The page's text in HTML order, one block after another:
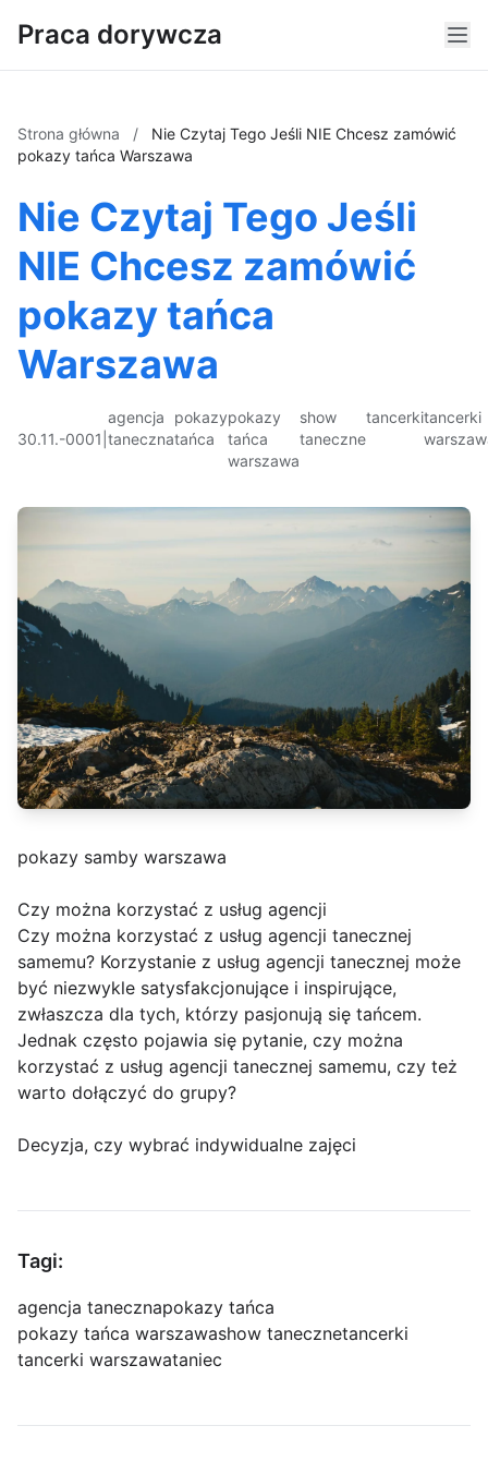
Praca dorywcza
Strona główna /
Nie Czytaj Tego Jeśli NIE Chcesz zamówić
pokazy tańca Warszawa
Nie Czytaj Tego Jeśli
NIE Chcesz zamówić
pokazy tańca
Warszawa
30.11.-0001
agencja
taneczna
pokazy
tańca
pokazy
tańca
warszawa
show
taneczne
tancerkitancerki
pokazy samby warszawa
Czy można korzystać z usług agencji
Czy można korzystać z usług agencji tanecznej
samemu? Korzystanie z usług agencji tanecznej może
być niezwykle satysfakcjonujące i inspirujące,
zwłaszcza dla tych, którzy pasjonują się tańcem.
Jednak często pojawia się pytanie, czy można
korzystać z usług agencji tanecznej samemu, czy też
warto dołączyć do grupy?
Decyzja, czy wybrać indywidualne zajęci
Tagi:
agencja tanecznapokazy tańca
pokazy tańca warszawashow tanecznetancerki
tancerki warszawataniec